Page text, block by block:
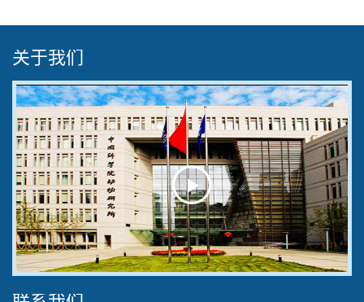
关于我们
Play
Video